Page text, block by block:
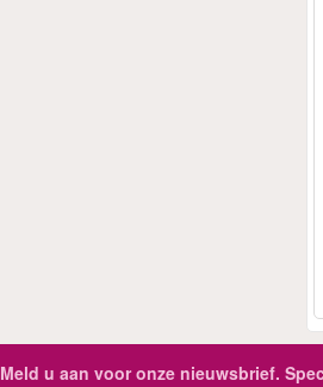
Meld u aan voor onze nieuwsbrief.